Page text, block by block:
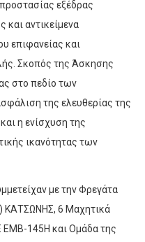
εξέδρας
αντικείμενα
επιφανείας και
Σκοπός της Άσκησης
στο πεδίο των
της ελευθερίας της
η ενίσχυση της
ικανότητας των
με την Φρεγάτα
ΚΑΤΣΩΝΗΣ, 6 Μαχητικά
145Η και Ομάδα της